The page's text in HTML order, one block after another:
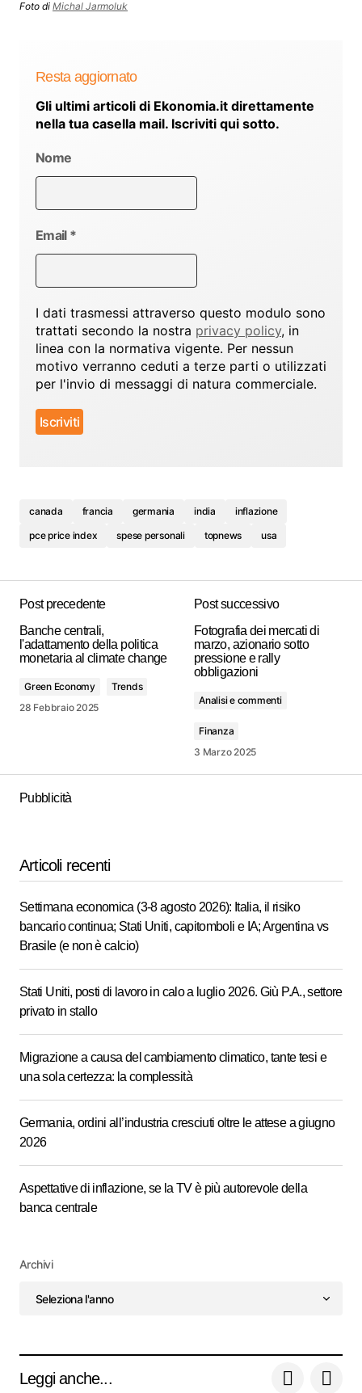
Foto di Michal Jarmoluk
Resta aggiornato
Gli ultimi articoli di Ekonomia.it direttamente
nella tua casella mail. Iscriviti qui sotto.
Nome
Email *
I dati trasmessi attraverso questo modulo sono
trattati secondo la nostra privacy policy, in
linea con la normativa vigente. Per nessun
motivo verranno ceduti a terze parti o utilizzati
per l'invio di messaggi di natura commerciale.
canada francia germania india
inflazione
pce price index
spese personali topnews usa
Post precedente
Banche centrali,
l'adattamento della politica
monetaria al climate change
Green Economy
Trends
28 Febbraio 2025
Post successivo
Fotografia dei mercati di
marzo, azionario sotto
pressione e rally
obbligazioni
Analisi e commenti
Finanza
3 Marzo 2025
Pubblicità
Articoli recenti
Settimana economica (3-8 agosto 2026): Italia, il risiko
bancario continua; Stati Uniti, capitomboli e IA; Argentina vs
Brasile (e non è calcio)
Stati Uniti, posti di lavoro in calo a luglio 2026. Giù P.A., settore
privato in stallo
Migrazione a causa del cambiamento climatico, tante tesi e
una sola certezza: la complessità
Germania, ordini all’industria cresciuti oltre le attese a giugno
2026
Aspettative di inflazione, se la TV è più autorevole della
banca centrale
Archivi
Leggi anche...